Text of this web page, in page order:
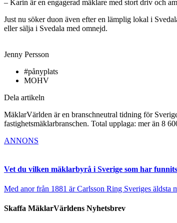
– Karin är en engagerad mäklare med stort driv och
Just nu söker duon även efter en lämplig lokal i
eller sälja i Svedala med omnejd.
Jenny Persson
#pånyplats
MOHV
Dela artikeln
MäklarVärlden är en branschneutral tidning för
fastighetsmäklarbranschen. Total upplaga: mer än 8
ANNONS
Vet du vilken mäklarbyrå i Sverige som har
Med anor från 1881 är Carlsson Ring Sveriges
Skaffa MäklarVärldens Nyhetsbrev